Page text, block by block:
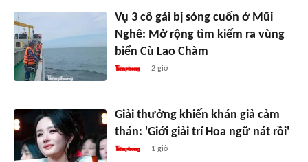
Vụ 3 cô gái bị sóng cuốn ở Mũi
Nghê: Mở rộng tìm kiếm ra vùng
biển Cù Lao Chàm
2 giờ
Giải thưởng khiến khán giả cảm
thán: 'Giới giải trí Hoa ngữ nát rồi'
1 giờ